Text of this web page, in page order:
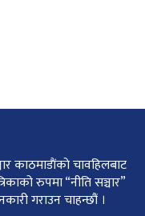
काठमाडाैंकाे चावहिलबाट
रुपमा “नीति सञ्चार”
गराउन चाहन्छौं ।